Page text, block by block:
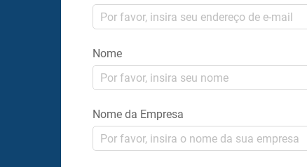
Nome
Nome da Empresa